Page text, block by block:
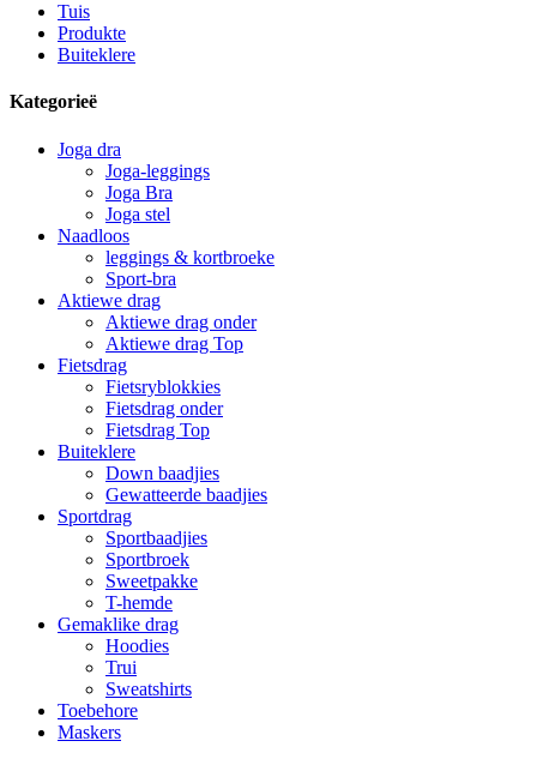
Tuis
Produkte
Buiteklere
Kategorieë
Joga dra
Joga-leggings
Joga Bra
Joga stel
Naadloos
leggings & kortbroeke
Sport-bra
Aktiewe drag
Aktiewe drag onder
Aktiewe drag Top
Fietsdrag
Fietsryblokkies
Fietsdrag onder
Fietsdrag Top
Buiteklere
Down baadjies
Gewatteerde baadjies
Sportdrag
Sportbaadjies
Sportbroek
Sweetpakke
T-hemde
Gemaklike drag
Hoodies
Trui
Sweatshirts
Toebehore
Maskers